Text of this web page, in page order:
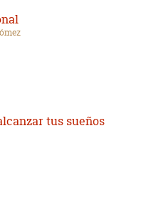
tus sueños